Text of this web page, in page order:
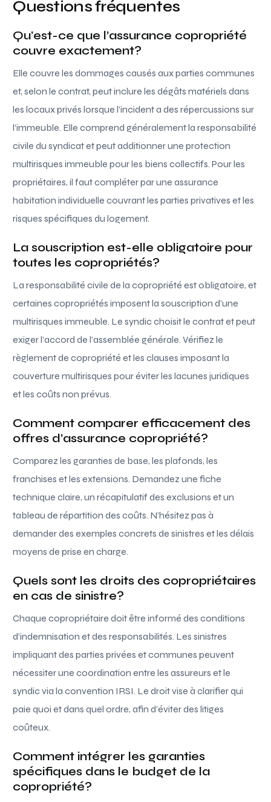
Questions fréquentes
Qu’est-ce que l’assurance copropriété
couvre exactement?
Elle couvre les dommages causés aux parties communes
et, selon le contrat, peut inclure les dégâts matériels dans
les locaux privés lorsque l’incident a des répercussions sur
l’immeuble. Elle comprend généralement la responsabilité
civile du syndicat et peut additionner une protection
multirisques immeuble pour les biens collectifs. Pour les
propriétaires, il faut compléter par une assurance
habitation individuelle couvrant les parties privatives et les
risques spécifiques du logement.
La souscription est-elle obligatoire pour
toutes les copropriétés?
La responsabilité civile de la copropriété est obligatoire, et
certaines copropriétés imposent la souscription d’une
multirisques immeuble. Le syndic choisit le contrat et peut
exiger l’accord de l’assemblée générale. Vérifiez le
règlement de copropriété et les clauses imposant la
couverture multirisques pour éviter les lacunes juridiques
et les coûts non prévus.
Comment comparer efficacement des
offres d’assurance copropriété?
Comparez les garanties de base, les plafonds, les
franchises et les extensions. Demandez une fiche
technique claire, un récapitulatif des exclusions et un
tableau de répartition des coûts. N’hésitez pas à
demander des exemples concrets de sinistres et les délais
moyens de prise en charge.
Quels sont les droits des copropriétaires
en cas de sinistre?
Chaque copropriétaire doit être informé des conditions
d’indemnisation et des responsabilités. Les sinistres
impliquant des parties privées et communes peuvent
nécessiter une coordination entre les assureurs et le
syndic via la convention IRSI. Le droit vise à clarifier qui
paie quoi et dans quel ordre, afin d’éviter des litiges
coûteux.
Comment intégrer les garanties
spécifiques dans le budget de la
copropriété?